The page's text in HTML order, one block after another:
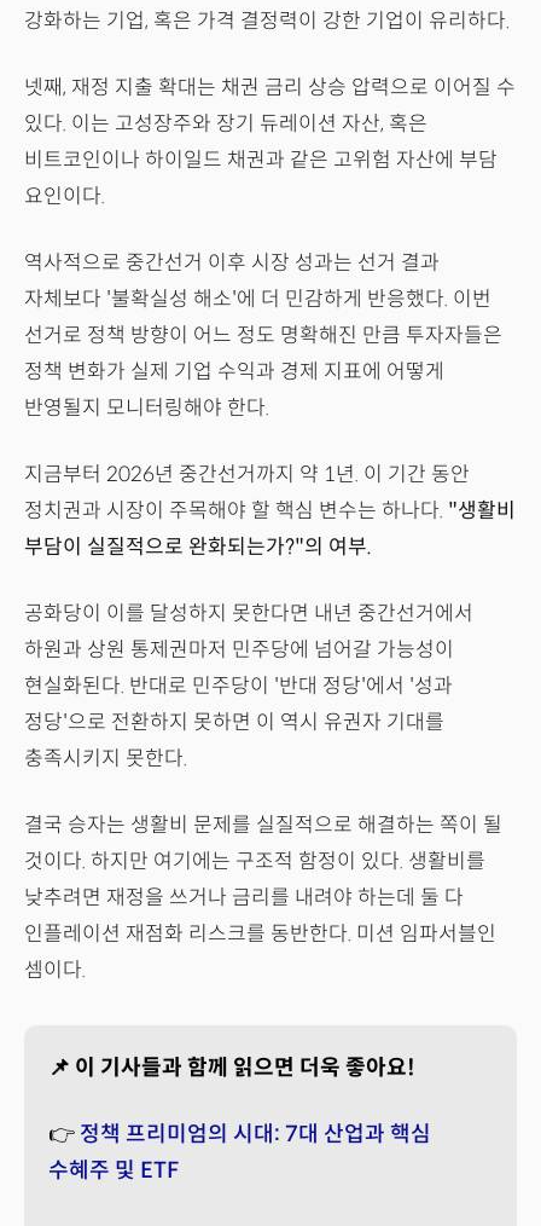
강화하는 기업, 혹은 가격 결정력이 강한 기업이 유리하다.
넷째, 재정 지출 확대는 채권 금리 상승 압력으로 이어질 수
있다. 이는 고성장주와 장기 듀레이션 자산, 혹은
비트코인이나 하이일드 채권과 같은 고위험 자산에 부담
요인이다.
역사적으로 중간선거 이후 시장 성과는 선거 결과
자체보다 '불확실성 해소'에 더 민감하게 반응했다. 이번
선거로 정책 방향이 어느 정도 명확해진 만큼 투자자들은
정책 변화가 실제 기업 수익과 경제 지표에 어떻게
반영될지 모니터링해야 한다.
지금부터 2026년 중간선거까지 약 1년. 이 기간 동안
정치권과 시장이 주목해야 할 핵심 변수는 하나다. "생활비
부담이 실질적으로 완화되는가?"의 여부.
공화당이 이를 달성하지 못한다면 내년 중간선거에서
하원과 상원 통제권마저 민주당에 넘어갈 가능성이
현실화된다. 반대로 민주당이 '반대 정당'에서 '성과
정당'으로 전환하지 못하면 이 역시 유권자 기대를
충족시키지 못한다.
결국 승자는 생활비 문제를 실질적으로 해결하는 쪽이 될
것이다. 하지만 여기에는 구조적 함정이 있다. 생활비를
낮추려면 재정을 쓰거나 금리를 내려야 하는데 둘 다
인플레이션 재점화 리스크를 동반한다. 미션 임파서블인
셈이다.
📌 이 기사들과 함께 읽으면 더욱 좋아요!
👉 정책 프리미엄의 시대: 7대 산업과 핵심
수혜주 및 ETF